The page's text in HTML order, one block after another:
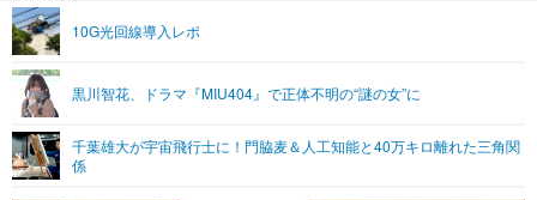
グラビア ブログ
ショッピング その他
ライフTOP
リリース一覧
プッシュ通知の停止方法
10G光回線導入レポ
黒川智花、ドラマ『MIU404』で正体不明の“謎の女”に
千葉雄大が宇宙飛行士に！門脇麦＆人工知能と40万キロ離れた三角関
係